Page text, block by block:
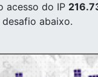
acesso do IP
abaixo.